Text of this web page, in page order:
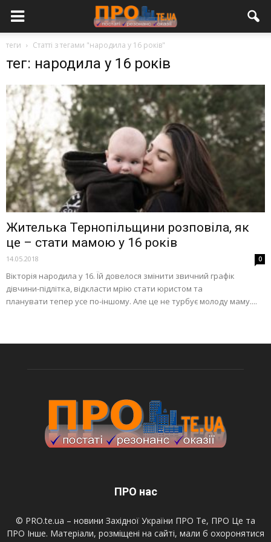
теги Статті з тегами "народила у 16 років"
тег: народила у 16 років
Жителька Тернопільщини розповіла, як
це – стати мамою у 16 років
14.05.2018 0
Вікторія народила у 16. Їй довелося змінити звичний графік
дівчини-підлітка, відкласти мрію стати юристом та
планувати тепер усе по-іншому. Але це не турбує молоду маму....
ПРО нас
© PRO.te.ua – новини Західної України ПРО Те, ПРО Це та
ПРО Інше. Матеріали, розміщені на сайті, мали б охоронятися